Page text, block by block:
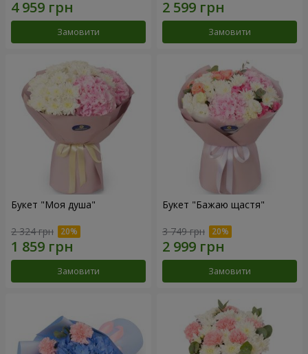
Замовити Замовити
Букет "Моя душа"
2 324 грн
Замовити
Букет "Бажаю щастя"
3 749 грн
Замовити